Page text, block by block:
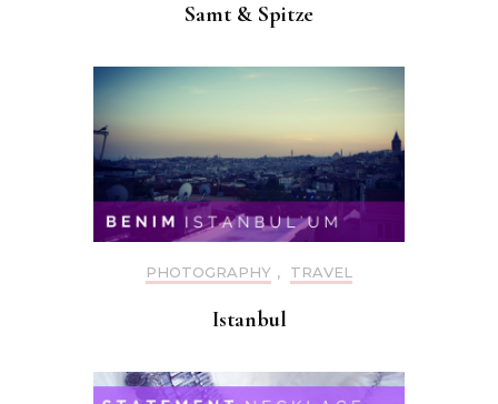
Samt & Spitze
PHOTOGRAPHY , TRAVEL
Istanbul